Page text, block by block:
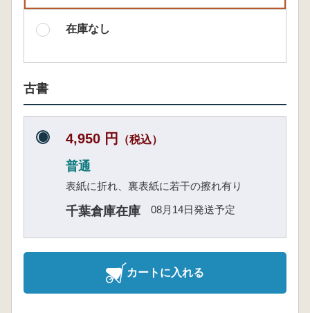
在庫なし
古書
4,950 円 （税込）
普通
表紙に折れ、裏表紙に若干の擦れ有り
千葉倉庫在庫 08月14日発送予定
カートに入れる